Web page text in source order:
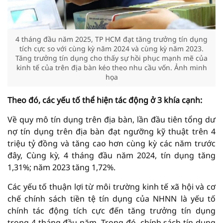
4 tháng đầu năm 2025, TP HCM đạt tăng trưởng tín dụng
tích cực so với cùng kỳ năm 2024 và cùng kỳ năm 2023.
Tăng trưởng tín dụng cho thấy sự hồi phục mạnh mẽ của
kinh tế của trên địa bàn kéo theo nhu cầu vốn. Ảnh minh
họa
Theo đó, các yếu tố thể hiện tác động ở 3 khía cạnh:
Về quy mô tín dụng trên địa bàn, lần đầu tiên tổng dư
nợ tín dụng trên địa bàn đạt ngưỡng kỹ thuật trên 4
triệu tỷ đồng và tăng cao hơn cùng kỳ các năm trước
đây, Cùng kỳ, 4 tháng đầu năm 2024, tín dụng tăng
1,31%; năm 2023 tăng 1,72%.
Các yếu tố thuận lợi từ môi trường kinh tế xã hội và cơ
chế chính sách tiền tệ tín dụng của NHNN là yếu tố
chính tác động tích cực đến tăng trưởng tín dụng